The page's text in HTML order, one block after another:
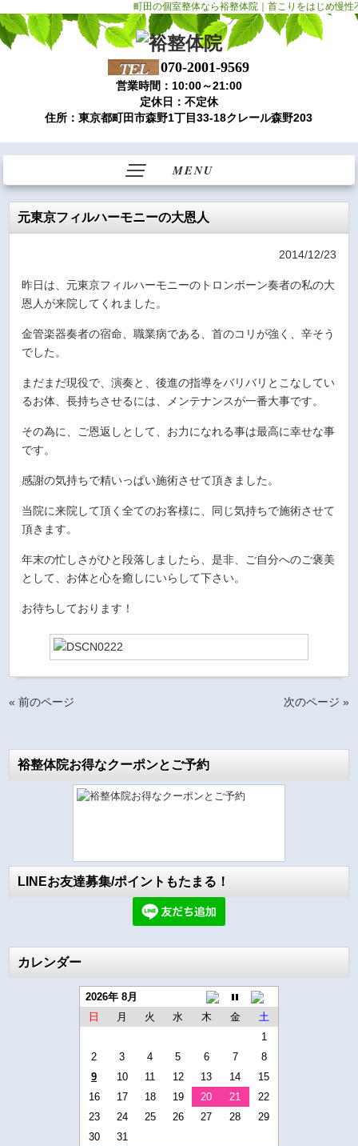
町田の個室整体なら裕整体院｜首こりをはじめ慢
070-2001-9569
営業時間：10:00～21:00
定休日：不定休
住所：東京都町田市森野1丁目33-18クレール森野203
MENU
元東京フィルハーモニーの大恩人
2014/12/23
昨日は、元東京フィルハーモニーのトロンボーン奏者の私の大
恩人が来院してくれました。
金管楽器奏者の宿命、職業病である、首のコリが強く、辛そう
でした。
まだまだ現役で、演奏と、後進の指導をバリバリとこなしてい
るお体、長持ちさせるには、メンテナンスが一番大事です。
その為に、ご恩返しとして、お力になれる事は最高に幸せな事
です。
感謝の気持ちで精いっぱい施術させて頂きました。
当院に来院して頂く全てのお客様に、同じ気持ちで施術させて
頂きます。
年末の忙しさがひと段落しましたら、是非、ご自分へのご褒美
として、お体と心を癒しにいらして下さい。
お待ちしております！
« 前のページ 次のページ »
裕整体院お得なクーポンとご予約
LINEお友達募集/ポイントもたまる！
カレンダー
2026年 8月
日
月 火 水 木 金
土
1
2
3 4 5 6 7
8
9
10 11 12 13 14
15
16
17 18 19 20 21
22
23
24 25 26 27 28
29
30
31